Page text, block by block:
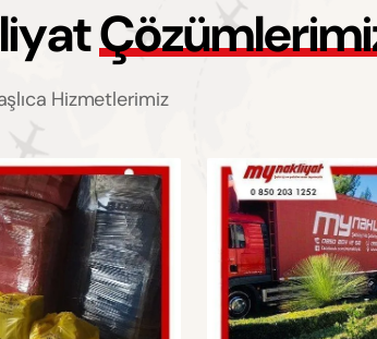
liyatÇözümlerimi
Hizmetlerimiz